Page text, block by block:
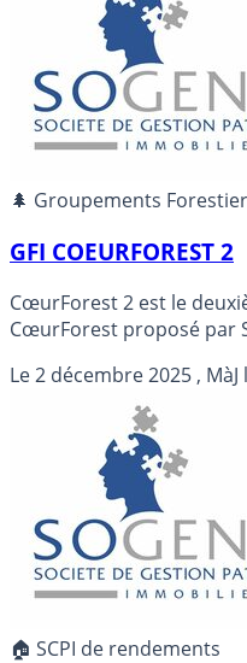
🌲 Groupements
GFI COEURFOREST 2
CœurForest 2 est le
CœurForest proposé par
Le2 décembre 2025 , MàJ
🏠 SCPI de rendements